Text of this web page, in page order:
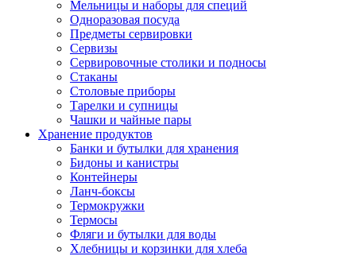
Мельницы и наборы для специй
Одноразовая посуда
Предметы сервировки
Сервизы
Сервировочные столики и подносы
Стаканы
Столовые приборы
Тарелки и супницы
Чашки и чайные пары
Хранение продуктов
Банки и бутылки для хранения
Бидоны и канистры
Контейнеры
Ланч-боксы
Термокружки
Термосы
Фляги и бутылки для воды
Хлебницы и корзинки для хлеба